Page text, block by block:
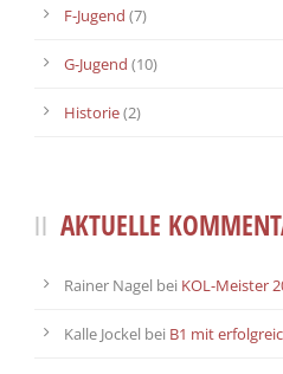
F-Jugend (7)
G-Jugend (10)
Historie(2)
AKTUELLE
Rainer Nagel bei KOL-Meister
Kalle Jockel bei B1 mit